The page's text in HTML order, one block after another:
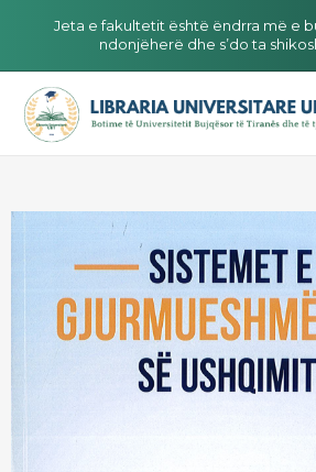
Jeta e fakultetit është ëndrra më e
ndonjëherë dhe s’do ta